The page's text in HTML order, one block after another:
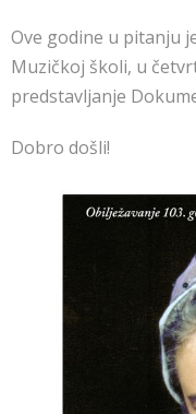
Ove godine u pitanju
Muzičkoj školi, u
predstavljanje
Dobro došli!